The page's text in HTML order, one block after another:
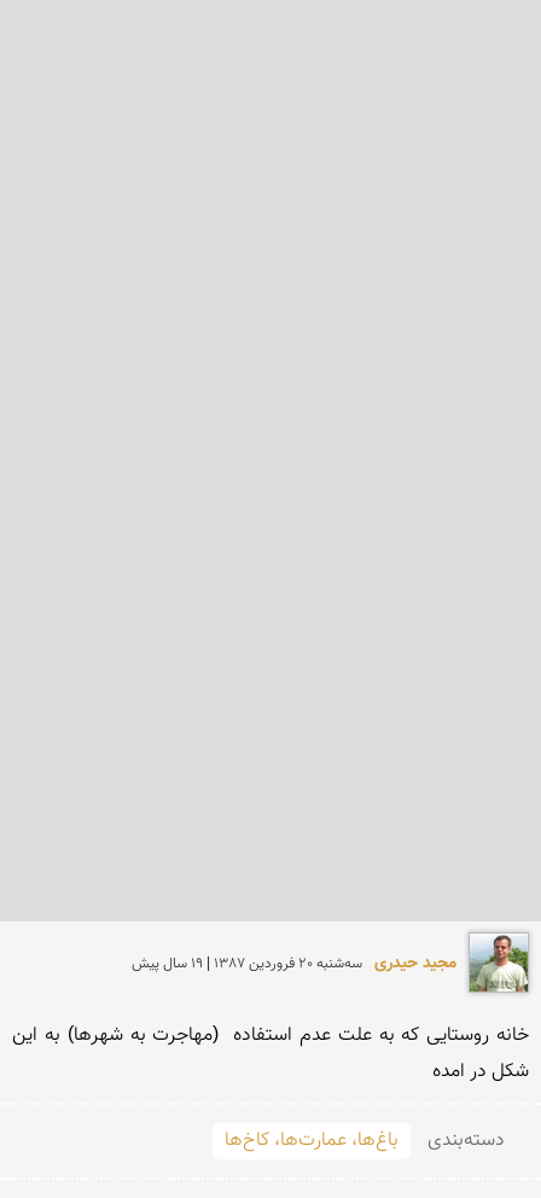
مجید حیدری سه‌شنبه 20 فروردين 1387 | 19 سال پیش
شكل در امده
دسته‌بندی باغ‌ها، عمارت‌ها، کاخ‌ها